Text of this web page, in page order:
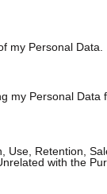
my Personal Data.
my Personal Data
Use, Retention,
with the